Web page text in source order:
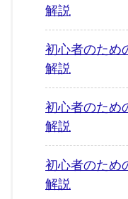
解説
初心者のた
解説
初心者のた
解説
初心者のた
解説